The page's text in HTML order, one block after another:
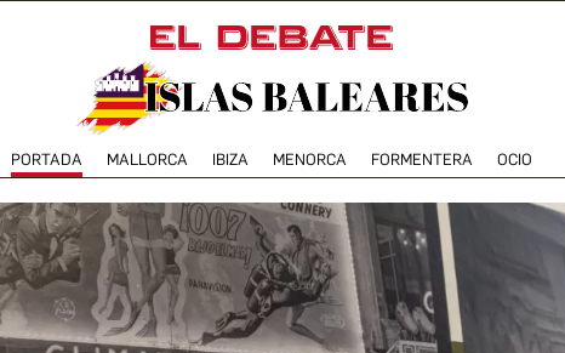
PORTADA MALLORCA IBIZA MENORCA FORMENTERA OCIO